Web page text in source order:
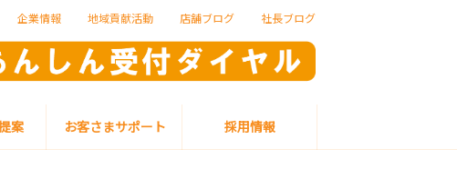
案 お客さまサポート 採用情報
企業情報 地域貢献活動 店舗ブログ 社長ブログ